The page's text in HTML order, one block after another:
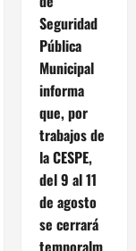
Seguridad
Pública
Municipal
informa
que, por
trabajos de
la CESPE,
del 9 al 11
de agosto
se cerrará
temporalm